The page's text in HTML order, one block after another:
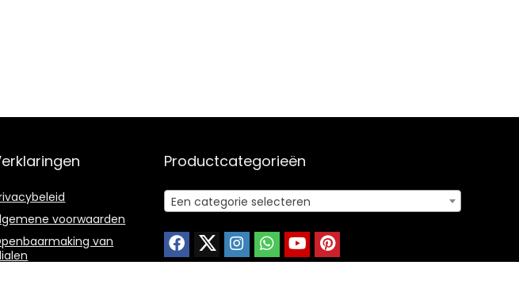
voorwaarden
van
Productcategorieën
Een categorie selecteren